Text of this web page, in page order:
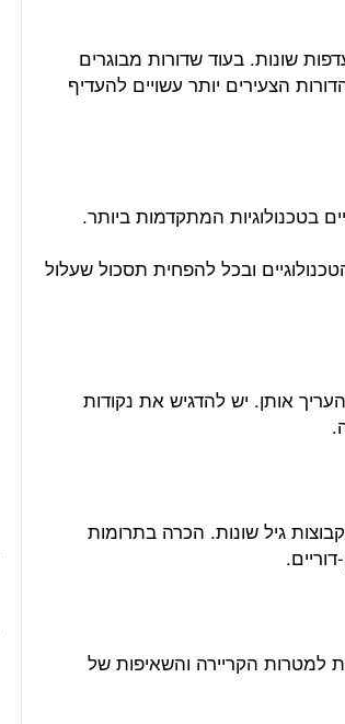
שונות. בעוד שדורות מבוגרים
הצעירים יותר עשויים להעדיף
בטכנולוגיות המתקדמות ביותר.
ובכל להפחית תסכול שעלול
אותן. יש להדגיש את נקודות
גיל שונות. הכרה בתרומות
למטרות הקריירה והשאיפות של